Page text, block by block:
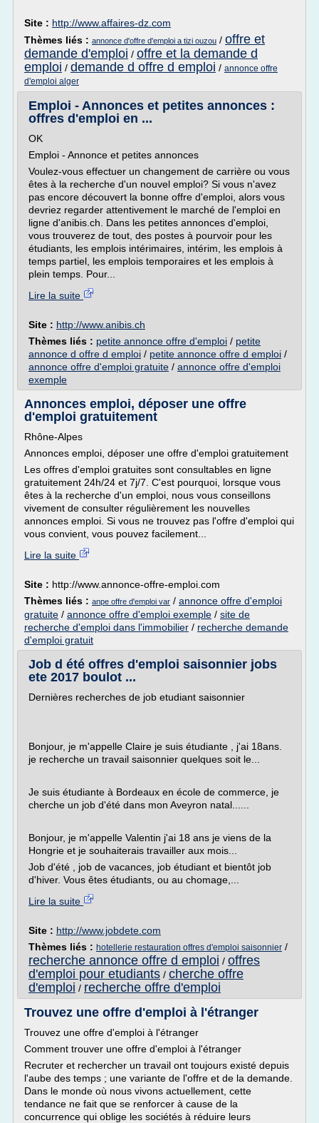
Site : http://www.affaires-dz.com
Thèmes liés : annonce d'offre d'emploi a tizi ouzou / offre et
demande d'emploi / offre et la demande d
emploi / demande d offre d emploi / annonce offre
d'emploi alger
Emploi - Annonces et petites annonces :
offres d'emploi en ...
OK
Emploi - Annonce et petites annonces
Voulez-vous effectuer un changement de carrière ou vous
êtes à la recherche d'un nouvel emploi? Si vous n'avez
pas encore découvert la bonne offre d'emploi, alors vous
devriez regarder attentivement le marché de l'emploi en
ligne d'anibis.ch. Dans les petites annonces d'emploi,
vous trouverez de tout, des postes à pourvoir pour les
étudiants, les emplois intérimaires, intérim, les emplois à
temps partiel, les emplois temporaires et les emplois à
plein temps. Pour...
Lire la suite
Site : http://www.anibis.ch
Thèmes liés : petite annonce offre d'emploi / petite
annonce d offre d emploi / petite annonce offre d emploi /
annonce offre d'emploi gratuite / annonce offre d'emploi
exemple
Annonces emploi, déposer une offre
d'emploi gratuitement
Rhône-Alpes
Annonces emploi, déposer une offre d'emploi gratuitement
Les offres d'emploi gratuites sont consultables en ligne
gratuitement 24h/24 et 7j/7. C'est pourquoi, lorsque vous
êtes à la recherche d'un emploi, nous vous conseillons
vivement de consulter régulièrement les nouvelles
annonces emploi. Si vous ne trouvez pas l'offre d'emploi qui
vous convient, vous pouvez facilement...
Lire la suite
Site : http://www.annonce-offre-emploi.com
Thèmes liés : anpe offre d'emploi var / annonce offre d'emploi
gratuite / annonce offre d'emploi exemple / site de
recherche d'emploi dans l'immobilier / recherche demande
d'emploi gratuit
Job d été offres d'emploi saisonnier jobs
ete 2017 boulot ...
Dernières recherches de job etudiant saisonnier
Bonjour, je m'appelle Claire je suis étudiante , j'ai 18ans.
je recherche un travail saisonnier quelques soit le...
Je suis étudiante à Bordeaux en école de commerce, je
cherche un job d'été dans mon Aveyron natal......
Bonjour, je m'appelle Valentin j'ai 18 ans je viens de la
Hongrie et je souhaiterais travailler aux mois...
Job d'été , job de vacances, job étudiant et bientôt job
d'hiver. Vous êtes étudiants, ou au chomage,...
Lire la suite
Site : http://www.jobdete.com
Thèmes liés : hotellerie restauration offres d'emploi saisonnier /
recherche annonce offre d emploi / offres
d'emploi pour etudiants / cherche offre
d'emploi / recherche offre d'emploi
Trouvez une offre d'emploi à l'étranger
Trouvez une offre d'emploi à l'étranger
Comment trouver une offre d'emploi à l'étranger
Recruter et rechercher un travail ont toujours existé depuis
l'aube des temps ; une variante de l'offre et de la demande.
Dans le monde où nous vivons actuellement, cette
tendance ne fait que se renforcer à cause de la
concurrence qui oblige les sociétés à réduire leurs